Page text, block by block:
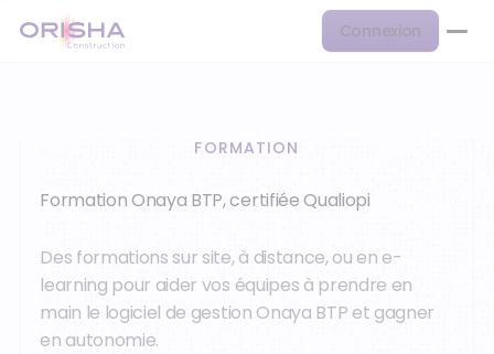
Connexion
FORMATION
Formation Onaya BTP, certifiée Qualiopi
Des formations sur site, à distance, ou en e-
learning pour aider vos équipes à prendre en
main le logiciel de gestion Onaya BTP et gagner
en autonomie.